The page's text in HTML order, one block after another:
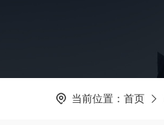
当前位置： 首页